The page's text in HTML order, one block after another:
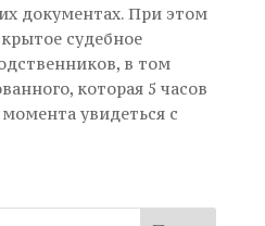
документах. При этом
судебное
в том
которая 5 часов
увидеться с